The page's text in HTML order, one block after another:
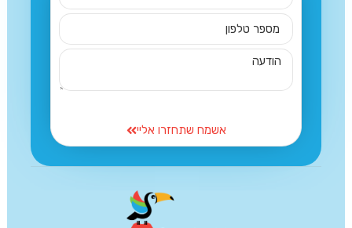
אשמח שתחזרו אליי